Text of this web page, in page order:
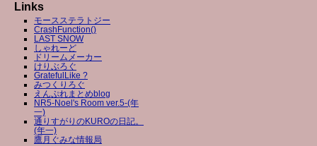
Links
モースステラトジー
CrashFunction()
LAST SNOW
しゃれーど
ドリームメーカー
けりぶろぐ
GratefulLike ?
みつくりろぐ
えんぷれまとめblog
NR5-Noel's Room ver.5-(年
一)
通りすがりのKUROの日記。
(年一)
鷹月ぐみな情報局